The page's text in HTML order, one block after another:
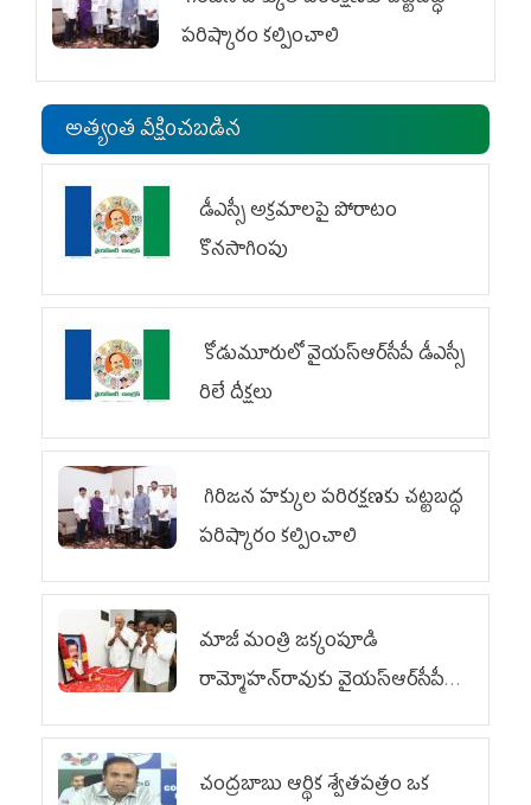
పరిష్కారం కల్పించాలి
అత్యంత వీక్షించబడిన
డీఎస్సీ అక్రమాలపై పోరాటం
కొనసాగింపు
కోడుమూరులో వైయ‌స్ఆర్‌సీపీ డీఎస్సీ
రిలే దీక్షలు
గిరిజన హక్కుల పరిరక్షణకు చట్టబద్ధ
పరిష్కారం కల్పించాలి
మాజీ మంత్రి జక్కంపూడి
రామ్మోహన్‌రావుకు వైయ‌స్ఆర్‌సీపీ
ఘన నివాళి
చంద్రబాబు ఆర్థిక శ్వేతపత్రం ఒక